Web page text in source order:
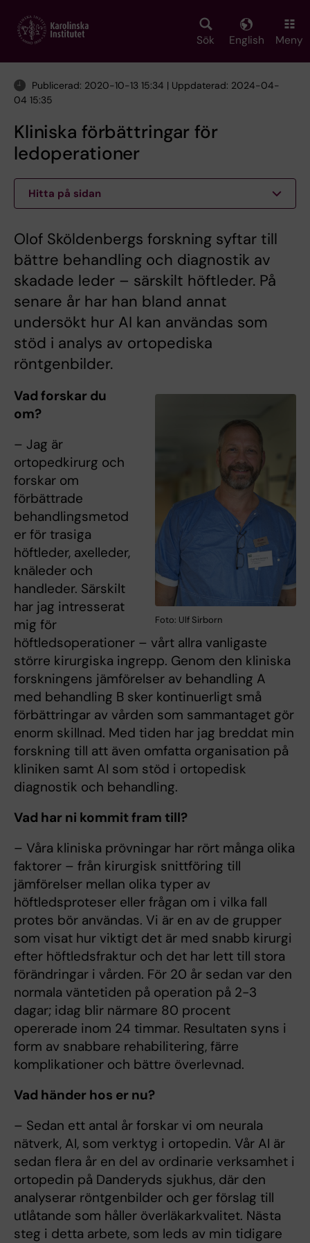
main
Sök English Meny
Publicerad: 2020-10-13 15:34 | Uppdaterad: 2024-04-
04 15:35
Kliniska förbättringar för
ledoperationer
Hitta på sidan
Olof Sköldenbergs forskning syftar till
bättre behandling och diagnostik av
skadade leder – särskilt höftleder. På
senare år har han bland annat
undersökt hur AI kan användas som
stöd i analys av ortopediska
röntgenbilder.
Foto: Ulf Sirborn
Vad forskar du
om?
– Jag är
ortopedkirurg och
forskar om
förbättrade
behandlingsmetod
er för trasiga
höftleder, axelleder,
knäleder och
handleder. Särskilt
har jag intresserat
mig för
höftledsoperationer – vårt allra vanligaste
större kirurgiska ingrepp. Genom den kliniska
forskningens jämförelser av behandling A
med behandling B sker kontinuerligt små
förbättringar av vården som sammantaget gör
enorm skillnad. Med tiden har jag breddat min
forskning till att även omfatta organisation på
kliniken samt AI som stöd i ortopedisk
diagnostik och behandling.
Vad har ni kommit fram till?
– Våra kliniska prövningar har rört många olika
faktorer – från kirurgisk snittföring till
jämförelser mellan olika typer av
höftledsproteser eller frågan om i vilka fall
protes bör användas. Vi är en av de grupper
som visat hur viktigt det är med snabb kirurgi
efter höftledsfraktur och det har lett till stora
förändringar i vården. För 20 år sedan var den
normala väntetiden på operation på 2-3
dagar; idag blir närmare 80 procent
opererade inom 24 timmar. Resultaten syns i
form av snabbare rehabilitering, färre
komplikationer och bättre överlevnad.
Vad händer hos er nu?
– Sedan ett antal år forskar vi om neurala
nätverk, AI, som verktyg i ortopedin. Vår AI är
sedan flera år en del av ordinarie verksamhet i
ortopedin på Danderyds sjukhus, där den
analyserar röntgenbilder och ger förslag till
utlåtande som håller överläkarkvalitet. Nästa
steg i detta arbete, som leds av min tidigare